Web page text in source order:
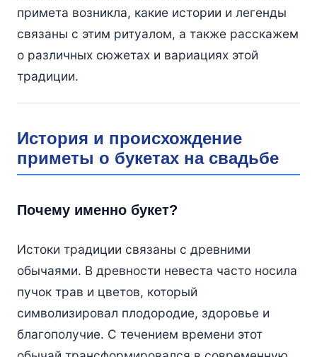
примета возникла, какие истории и легенды
связаны с этим ритуалом, а также расскажем
о различных сюжетах и вариациях этой
традиции.
История и происхождение
приметы о букетах на свадьбе
Почему именно букет?
Истоки традиции связаны с древними
обычаями. В древности невеста часто носила
пучок трав и цветов, который
символизировал плодородие, здоровье и
благополучие. С течением времени этот